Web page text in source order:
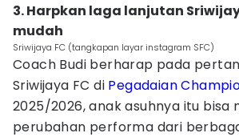
3. Harpkan laga lanjutan
mudah
Sriwijaya FC (tangkapan layar instagram SFC)
Coach Budi berharap pada
Sriwijaya FC di Pegadaian
2025/2026, anak asuhnya itu bisa
perubahan performa dari